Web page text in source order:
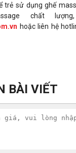
trẻ sử dụng ghế
chất
hoặc liên hệ
BÀI VIẾT